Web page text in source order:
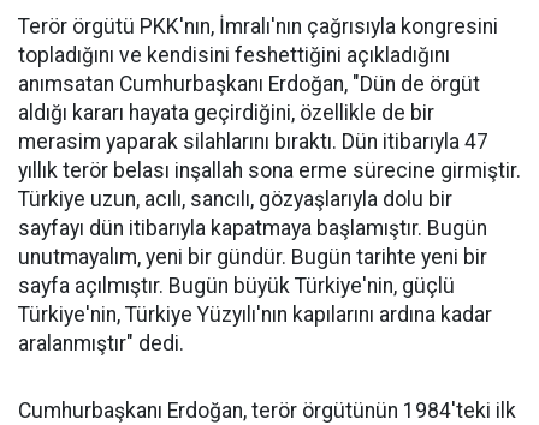
Terör örgütü PKK'nın, İmralı'nın çağrısıyla kongresini
topladığını ve kendisini feshettiğini açıkladığını
anımsatan Cumhurbaşkanı Erdoğan, "Dün de örgüt
aldığı kararı hayata geçirdiğini, özellikle de bir
merasim yaparak silahlarını bıraktı. Dün itibarıyla 47
yıllık terör belası inşallah sona erme sürecine girmiştir.
Türkiye uzun, acılı, sancılı, gözyaşlarıyla dolu bir
sayfayı dün itibarıyla kapatmaya başlamıştır. Bugün
unutmayalım, yeni bir gündür. Bugün tarihte yeni bir
sayfa açılmıştır. Bugün büyük Türkiye'nin, güçlü
Türkiye'nin, Türkiye Yüzyılı'nın kapılarını ardına kadar
aralanmıştır" dedi.
Cumhurbaşkanı Erdoğan, terör örgütünün 1984'teki ilk